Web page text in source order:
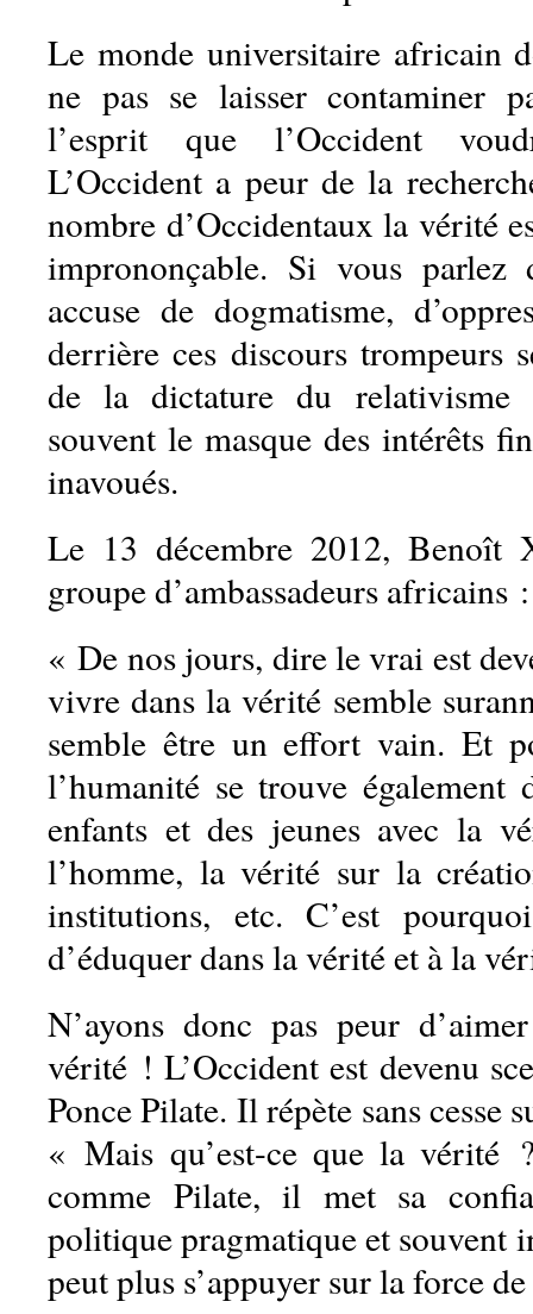
Le monde universitaire africain
ne pas se laisser contaminer
l’esprit que l’Occident
L’Occident a peur de la
nombre d’Occidentaux la vérité
imprononçable. Si vous
accuse de dogmatisme,
derrière ces discours trompeurs
de la dictature du relativisme
souvent le masque des intérêts
inavoués.
Le 13 décembre 2012, Benoît
groupe d’ambassadeurs africains :
« De nos jours, dire le vrai est
vivre dans la vérité semble
semble être un effort vain. Et
l’humanité se trouve également
enfants et des jeunes avec la
l’homme, la vérité sur la
institutions, etc. C’est
d’éduquer dans la vérité et à la
N’ayons donc pas peur
vérité ! L’Occident est devenu
Ponce Pilate. Il répète sans cesse
« Mais qu’est-ce que la
comme Pilate, il met sa
politique pragmatique et souvent
peut plus s’appuyer sur la force